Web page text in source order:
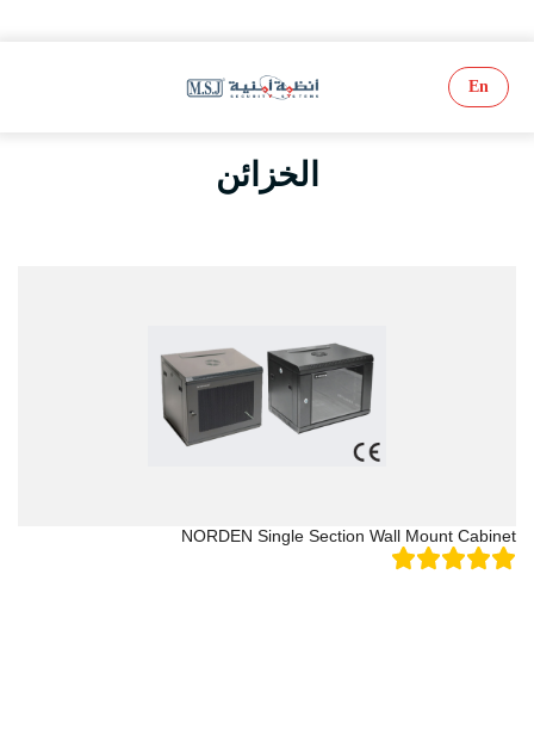
En
الخزائن
NORDEN Single Section Wall Mount Cabinet